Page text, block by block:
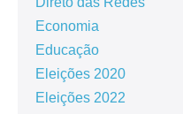
Economia
Educação
Eleições 2020
Eleições 2022